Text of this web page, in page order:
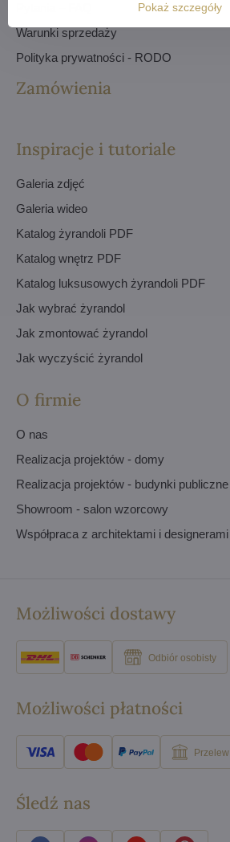
Warunki sprzedaży
Polityka prywatności - RODO
Zamówienia
Inspiracje i tutoriale
Galeria zdjęć
Galeria wideo
Katalog żyrandoli PDF
Katalog wnętrz PDF
Katalog luksusowych żyrandoli PDF
Jak wybrać żyrandol
Jak zmontować żyrandol
Jak wyczyścić żyrandol
O firmie
O nas
Realizacja projektów - domy
Realizacja projektów - budynki publiczne
Showroom - salon wzorcowy
Współpraca z architektami i designerami
Możliwości dostawy
Odbiór osobisty
Możliwości płatności
Śledź nas
Pokaż szczegóły